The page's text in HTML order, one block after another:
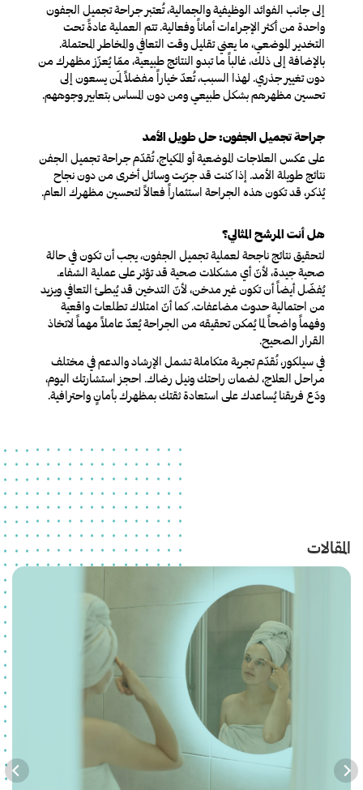
إلى جانب الفوائد الوظيفية والجمالية، تُعتبر جراحة تجميل الجفون
واحدة من أكثر الإجراءات أماناً وفعالية. تتم العملية عادةً تحت
التخدير الموضعي، ما يعني تقليل وقت التعافي والمخاطر المحتملة.
بالإضافة إلى ذلك، غالباً ما تبدو النتائج طبيعية، ممّا يُعزّز مظهرك من
دون تغيير جذري. لهذا السبب، تُعدّ خياراً مفضلاً لمَن يسعون إلى
تحسين مظهرهم بشكل طبيعي ومن دون المساس بتعابير وجوههم.
جراحة تجميل الجفون: حل طويل الأمد
على عكس العلاجات الموضعية أو المكياج، تُقدّم جراحة تجميل الجفن
نتائج طويلة الأمد. إذا كنت قد جرّبت وسائل أخرى من دون نجاح
يُذكر، قد تكون هذه الجراحة استثماراً فعالاً لتحسين مظهرك العام.
هل أنت المرشح المثالي؟
لتحقيق نتائج ناجحة لعملية تجميل الجفون، يجب أن تكون في حالة
صحية جيدة، لأنّ أي مشكلات صحية قد تؤثر على عملية الشفاء.
يُفضّل أيضاً أن تكون غير مدخن، لأنّ التدخين قد يُبطئ التعافي ويزيد
من احتمالية حدوث مضاعفات. كما أنّ امتلاك تطلعات واقعية
وفهماً واضحاً لما يُمكن تحقيقه من الجراحة يُعدّ عاملاً مهماً لاتخاذ
القرار الصحيح.
في سيلكور، نُقدّم تجربة متكاملة تشمل الإرشاد والدعم في مختلف
مراحل العلاج، لضمان راحتك ونيل رضاك. احجز استشارتك اليوم،
ودَع فريقنا يُساعدك على استعادة ثقتك بمظهرك بأمانٍ واحترافية.
المقالات